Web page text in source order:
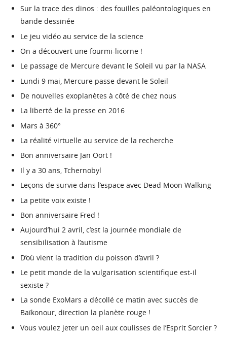
Sur la trace des dinos : des fouilles paléontologiques en
bande dessinée
Le jeu vidéo au service de la science
On a découvert une fourmi-licorne !
Le passage de Mercure devant le Soleil vu par la NASA
Lundi 9 mai, Mercure passe devant le Soleil
De nouvelles exoplanètes à côté de chez nous
La liberté de la presse en 2016
Mars à 360°
La réalité virtuelle au service de la recherche
Bon anniversaire Jan Oort !
Il y a 30 ans, Tchernobyl
Leçons de survie dans l’espace avec Dead Moon Walking
La petite voix existe !
Bon anniversaire Fred !
Aujourd’hui 2 avril, c’est la journée mondiale de
sensibilisation à l’autisme
D’où vient la tradition du poisson d’avril ?
Le petit monde de la vulgarisation scientifique est-il
sexiste ?
La sonde ExoMars a décollé ce matin avec succès de
Baïkonour, direction la planète rouge !
Vous voulez jeter un oeil aux coulisses de l’Esprit Sorcier ?